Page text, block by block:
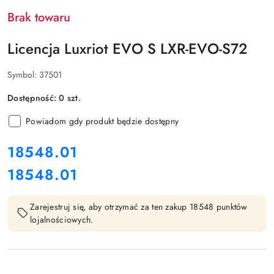
Brak towaru
Licencja Luxriot EVO S LXR-EVO-S72
Symbol: 37501
Dostępność:0 szt.
Powiadom gdy produkt będzie dostępny
cena:
18548.01
Cena:
18548.01
Zarejestruj się, aby otrzymać za ten zakup 18548 punktów
lojalnościowych.